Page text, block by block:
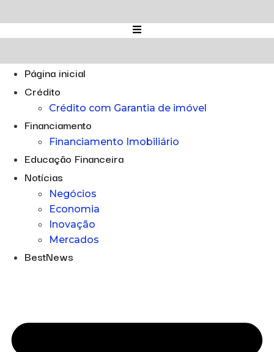
para
o
Página inicial
Crédito
Crédito com Garantia de imóvel
Financiamento
Financiamento Imobiliário
Educação Financeira
Notícias
Negócios
Economia
Inovação
Mercados
BestNews